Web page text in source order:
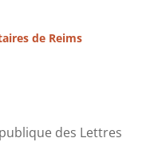
de Reims
des Lettres